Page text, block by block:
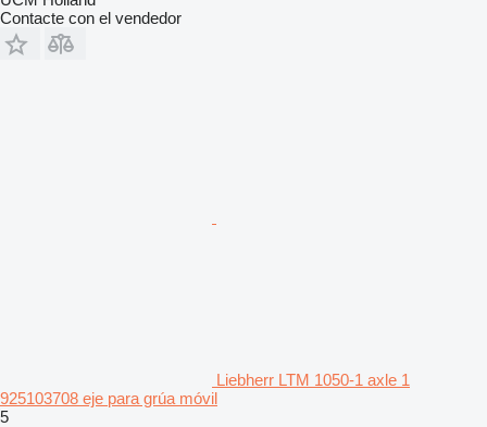
Contacte con el vendedor
Liebherr LTM 1050-1 axle 1
925103708 eje para grúa móvil
5